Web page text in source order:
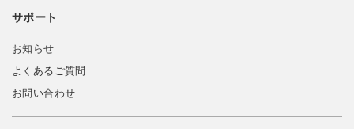
サポート
お知らせ
よくあるご質問
お問い合わせ